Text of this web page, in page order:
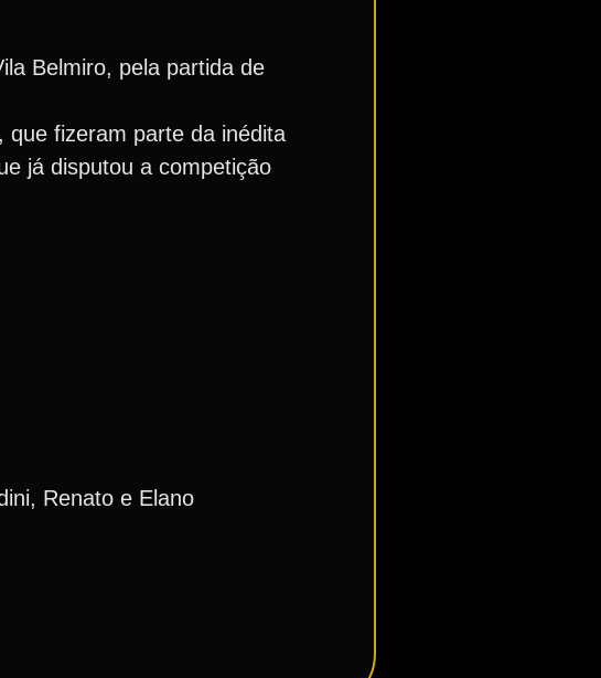
Belmiro, pela partida de
que fizeram parte da inédita
já disputou a competição
Renato e Elano